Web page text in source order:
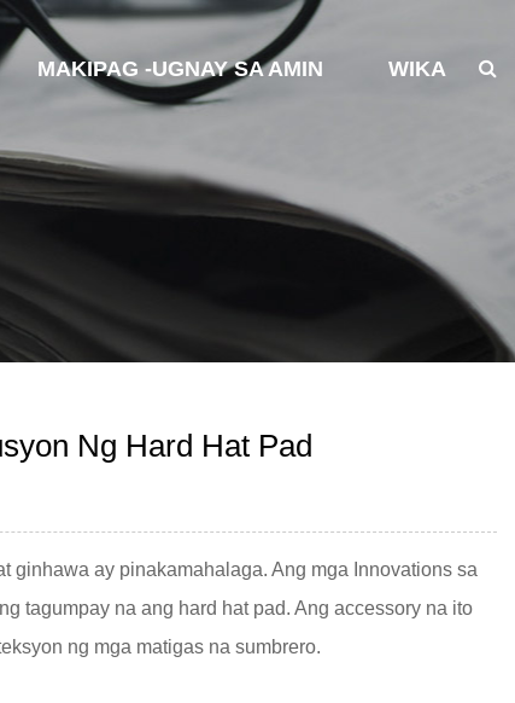
MAKIPAG -UGNAY SA AMIN WIKA
Ng Hard Hat Pad
ginhawa ay pinakamahalaga. Ang mga Innovations sa
tagumpay na ang hard hat pad. Ang accessory na ito
ng mga matigas na sumbrero.